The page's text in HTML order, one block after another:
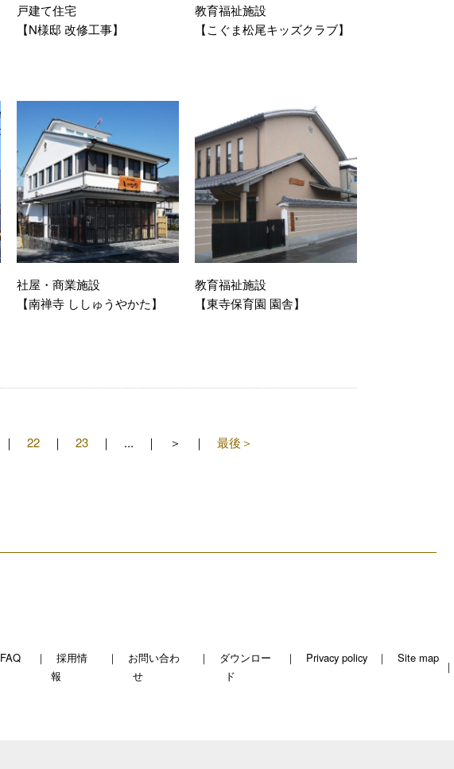
戸建て住宅
【N様邸 改修工事】
教育福祉施設
【こぐま松尾キッズクラブ】
社屋・商業施設
【南禅寺 ししゅうやかた】
教育福祉施設
【東寺保育園 園舎】
22 23 ... ＞ 最後＞
FAQ
採用情
報
お問い合わ
せ
ダウンロー
ド
Privacy policy Site map